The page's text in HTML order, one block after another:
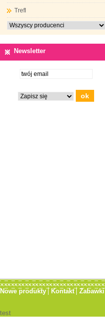
Trefl
Newsletter
Nowe produkty Kontakt Zabawki
test